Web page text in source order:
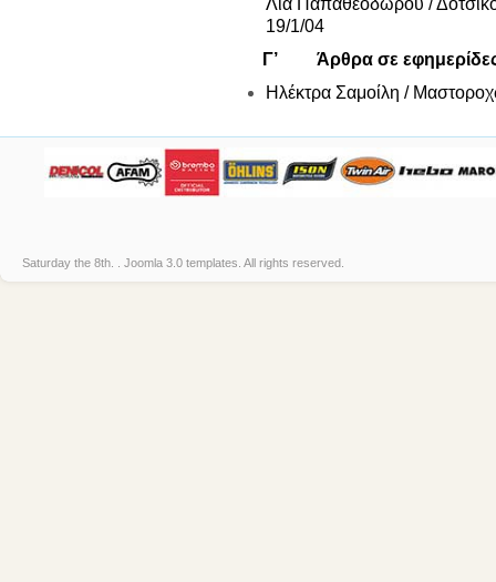
19/1/04
Γ’ Άρθρα σε
Ηλέκτρα Σαμοίλη /
Saturday the 8th. . Joomla 3.0 templates . All rights reserved.